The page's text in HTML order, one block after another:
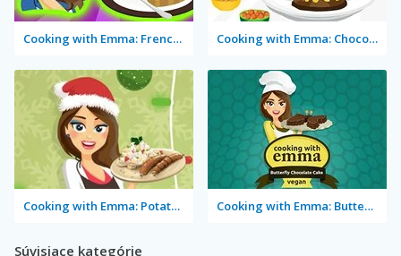
Cooking with Emma: French Apple Pie Vegan Cooking with Emma: Chocolate Biscuits
Cooking with Emma: Potato Salad Vegan Cooking with Emma: Butterfly Chocolate Cake Vegan
Súvisiace kategórie